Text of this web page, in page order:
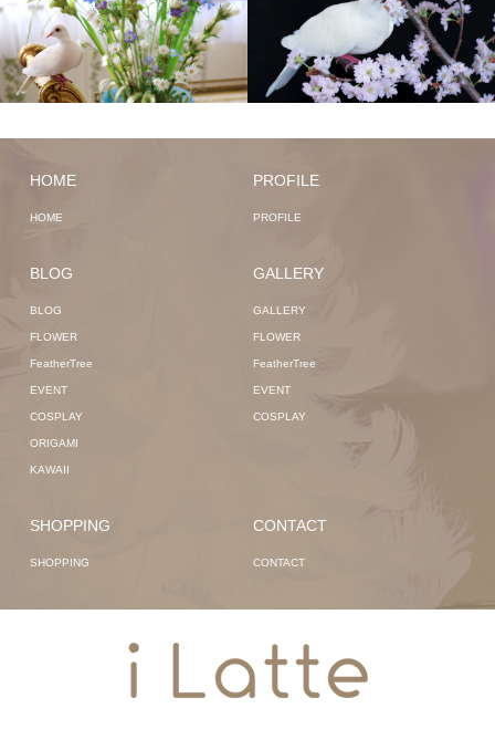
HOME
HOME
PROFILE
PROFILE
BLOG
BLOG
FLOWER
FeatherTree
EVENT
COSPLAY
ORIGAMI
KAWAII
GALLERY
GALLERY
FLOWER
FeatherTree
EVENT
COSPLAY
SHOPPING
SHOPPING
CONTACT
CONTACT